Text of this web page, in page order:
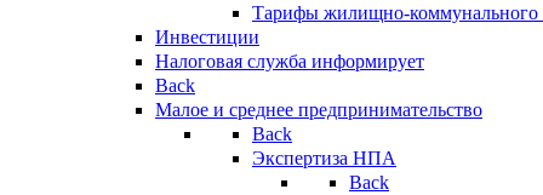
Тарифы жилищно-коммунального
Инвестиции
Налоговая служба информирует
Back
Малое и среднее предпринимательство
Back
Экспертиза НПА
Back